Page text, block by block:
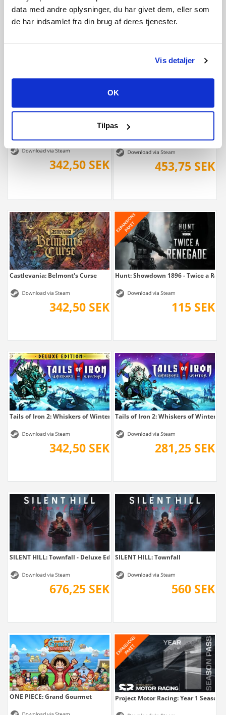
data med andre oplysninger, du har givet dem, eller som
de har indsamlet fra din brug af deres tjenester.
Vis detaljer
OK
Tilpas
220 SEK 453,75 SEK
342,50 SEK 453,75 SEK
Castlevania: Belmont's Curse
342,50 SEK
Hunt: Showdown 1896 - Twice a
115 SEK
Tails of Iron 2: Whiskers of Winter -...
342,50 SEK
Tails of Iron 2: Whiskers of Winter
281,25 SEK
SILENT HILL: Townfall - Deluxe Edition
676,25 SEK
SILENT HILL: Townfall
560 SEK
ONE PIECE: Grand Gourmet Project Motor Racing: Year 1 Season